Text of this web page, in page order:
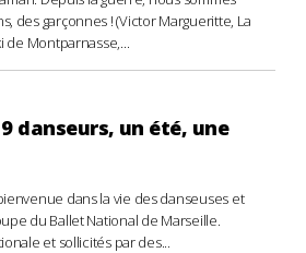
des garçonnes ! (Victor Margueritte, La
de Montparnasse,...
danseurs, un été, une
dans la vie des danseuses et
du Ballet National de Marseille.
et sollicités par des...